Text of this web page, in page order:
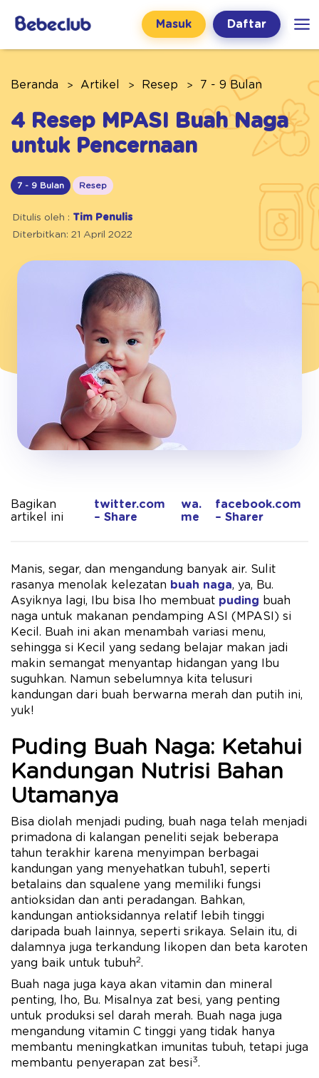
Masuk Daftar
Beranda Artikel Resep 7 - 9 Bulan
4 Resep MPASI Buah Naga
untuk Pencernaan
7 - 9 Bulan Resep
Ditulis oleh : Tim Penulis
Diterbitkan: 21 April 2022
Bagikan
artikel ini
twitter.com
– Share
wa.
me
facebook.com
– Sharer
Manis, segar, dan mengandung banyak air. Sulit
rasanya menolak kelezatan buah naga, ya, Bu.
Asyiknya lagi, Ibu bisa lho membuat puding buah
naga untuk makanan pendamping ASI (MPASI) si
Kecil. Buah ini akan menambah variasi menu,
sehingga si Kecil yang sedang belajar makan jadi
makin semangat menyantap hidangan yang Ibu
suguhkan. Namun sebelumnya kita telusuri
kandungan dari buah berwarna merah dan putih ini,
yuk!
Puding Buah Naga: Ketahui
Kandungan Nutrisi Bahan
Utamanya
Bisa diolah menjadi puding, buah naga telah menjadi
primadona di kalangan peneliti sejak beberapa
tahun terakhir karena menyimpan berbagai
kandungan yang menyehatkan tubuh1, seperti
betalains dan squalene yang memiliki fungsi
antioksidan dan anti peradangan. Bahkan,
kandungan antioksidannya relatif lebih tinggi
daripada buah lainnya, seperti srikaya. Selain itu, di
dalamnya juga terkandung likopen dan beta karoten
yang baik untuk tubuh2.
Buah naga juga kaya akan vitamin dan mineral
penting, lho, Bu. Misalnya zat besi, yang penting
untuk produksi sel darah merah. Buah naga juga
mengandung vitamin C tinggi yang tidak hanya
membantu meningkatkan imunitas tubuh, tetapi juga
membantu penyerapan zat besi3.